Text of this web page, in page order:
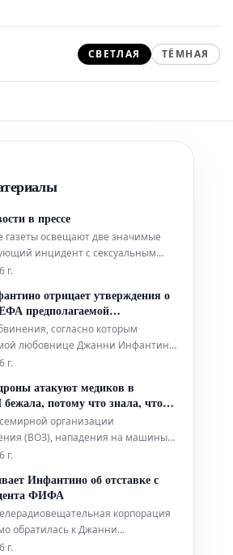
СВЕТЛАЯ ТЁМНАЯ
в прессе
газеты освещают две значимые
инцидент с сексуальным
который, будучи выпущенным на
о сворачивании или пересмотре
нулевых выбросов
нуля").
г.
отрицает утверждения о
предполагаемой
согласно которым
любовнице Джанни Инфантино,
пост генерального секретаря
Представитель нынешнего
заявил, что Инфантино
отрицает эти абсолютно ложные
г.
атакуют медиков в
потому что знала, что
организации
(ВОЗ), нападения на машины
составляют 20% от общего числа
преднамеренный характер как
стратегии. Вследствие этих
нападений гражданск
г.
Инфантино об отставке с
ФИФА
корпорация
обратилась к Джанни
президенту
г.